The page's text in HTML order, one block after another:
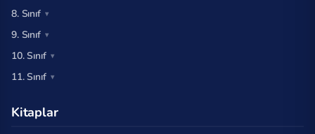
8. Sınıf
9. Sınıf
10. Sınıf
11. Sınıf
Kitaplar